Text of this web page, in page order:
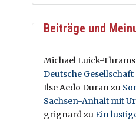
Beiträge und
Michael Luick-Thrams
Deutsche Gesellschaft
Ilse Aedo Duranzu
Sachsen-Anhalt mit
grignardzuEin